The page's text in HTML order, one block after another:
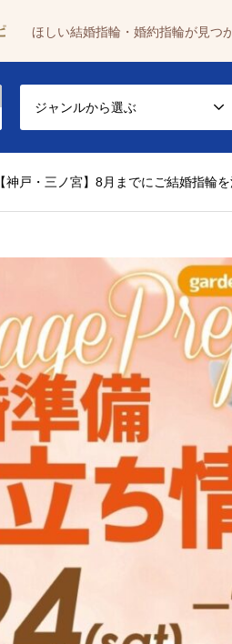
ほしい結婚指輪・婚約指輪が見つ
ジャンルから選ぶ
【神戸・三ノ宮】8月までにご結婚指輪